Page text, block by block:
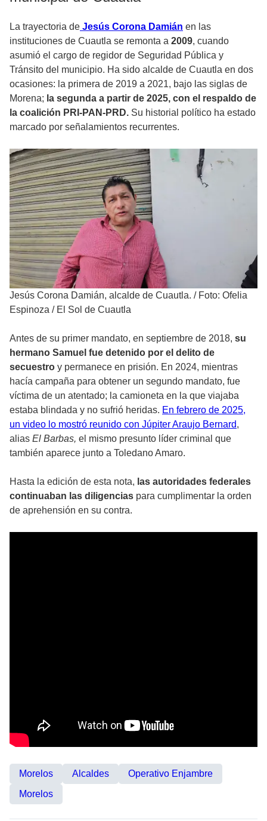
La trayectoria de Jesús Corona Damián en las
instituciones de Cuautla se remonta a 2009, cuando
asumió el cargo de regidor de Seguridad Pública y
Tránsito del municipio. Ha sido alcalde de Cuautla en dos
ocasiones: la primera de 2019 a 2021, bajo las siglas de
Morena; la segunda a partir de 2025, con el respaldo de
la coalición PRI-PAN-PRD. Su historial político ha estado
marcado por señalamientos recurrentes.
Jesús Corona Damián, alcalde de Cuautla. / Foto: Ofelia
Espinoza / El Sol de Cuautla
Antes de su primer mandato, en septiembre de 2018, su
hermano Samuel fue detenido por el delito de
secuestro y permanece en prisión. En 2024, mientras
hacía campaña para obtener un segundo mandato, fue
víctima de un atentado; la camioneta en la que viajaba
estaba blindada y no sufrió heridas. En febrero de 2025,
un video lo mostró reunido con Júpiter Araujo Bernard,
alias El Barbas, el mismo presunto líder criminal que
también aparece junto a Toledano Amaro.
Hasta la edición de esta nota, las autoridades federales
continuaban las diligencias para cumplimentar la orden
de aprehensión en su contra.
Morelos Alcaldes
Operativo Enjambre
Morelos